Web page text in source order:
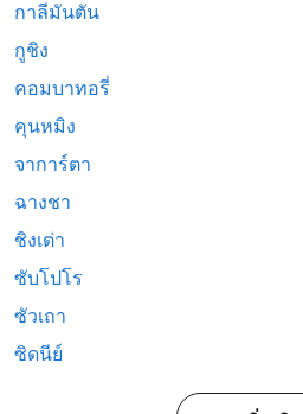
กาลีมันตัน
กูชิง
คอมบาทอรี่
คุนหมิง
จาการ์ตา
ฉางชา
ชิงเต่า
ซับโปโร
ซัวเถา
ซิดนีย์